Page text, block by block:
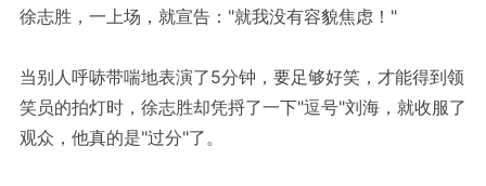
徐志胜，一上场，就宣告："就我没有容貌焦虑！"
当别人呼哧带喘地表演了5分钟，要足够好笑，才能得到领
笑员的拍灯时，徐志胜却凭捋了一下"逗号"刘海，就收服了
观众，他真的是"过分"了。